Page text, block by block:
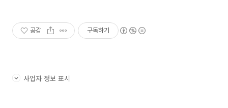
공감 구독하기
사업자 정보 표시